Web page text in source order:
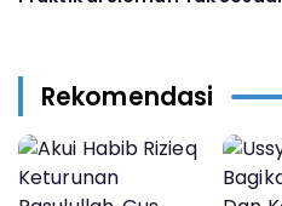
Rekomendasi